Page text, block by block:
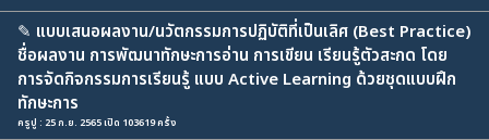
✎ แบบเสนอผลงาน/นวัตกรรมการปฏิบัติที่เป็นเลิศ (Best Practice)
ชื่อผลงาน การพัฒนาทักษะการอ่าน การเขียน เรียนรู้ตัวสะกด โดย
การจัดกิจกรรมการเรียนรู้ แบบ Active Learning ด้วยชุดแบบฝึก
ทักษะการ
ครูปู : 25 ก.ย. 2565 เปิด 103619 ครั้ง